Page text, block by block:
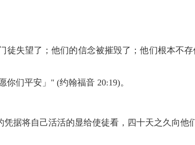
徒失望了；他们的信念被摧毁了；他们根本不
你们平安」" (约翰福音 20:19)。
据将自己活活的显给使徒看，四十天之久向他